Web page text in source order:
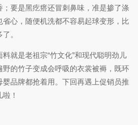
要是黑疙瘩还冒刺鼻味，准是掺了涤
心，随便机洗都不容易起球变形，比
。
就是老祖宗“竹文化”和现代聪明劲儿
的竹子变成会呼吸的衣裳被褥，既环
品牌都抢着用。下回再遇上促销员推
！